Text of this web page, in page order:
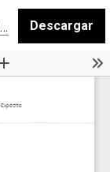
Descargar